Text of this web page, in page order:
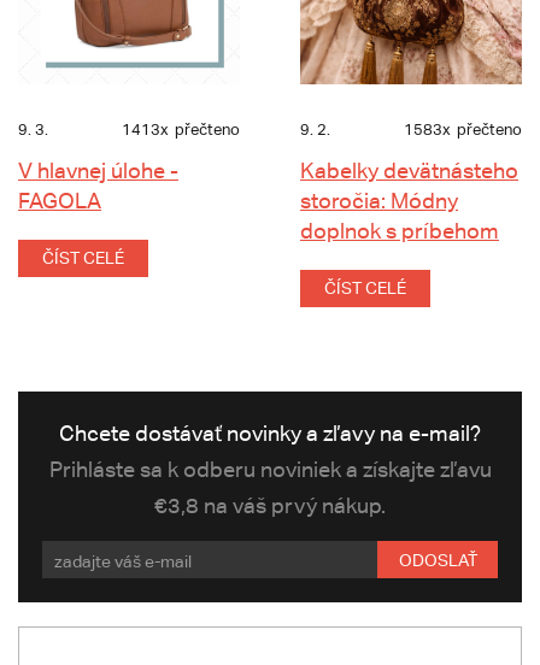
9. 3. 1413x přečteno
V hlavnej úlohe -
FAGOLA
ČÍST CELÉ
9. 2. 1583x přečteno
Kabelky devätnásteho
storočia: Módny
doplnok s príbehom
ČÍST CELÉ
Chcete dostávať novinky a zľavy na e-mail?
Prihláste sa k odberu noviniek a získajte zľavu
€3,8 na váš prvý nákup.
ODOSLAŤ